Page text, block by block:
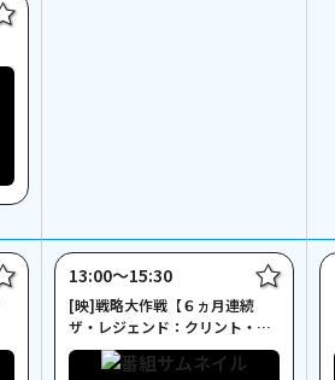
13:00〜15:30
[映]戦略大作戦【６ヵ月連続
ザ・レジェンド：クリント・イ
ーストウッド】